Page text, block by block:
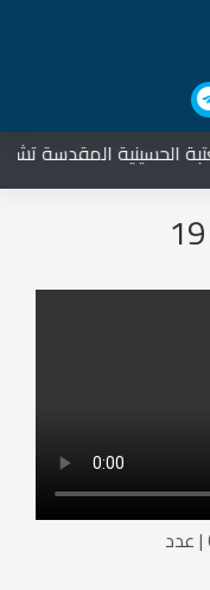
الحسينية المقدسة
تاريخ الاضافة: 2019-12-28 00:00:10 | عدد